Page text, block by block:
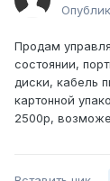
Продам
состоянии,
диски, кабель
картонной
2500р,